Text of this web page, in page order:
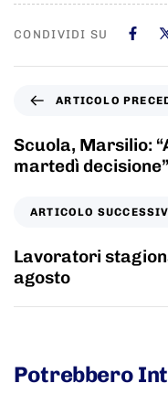
CONDIVIDI SU
ARTICOLO
Scuola, Marsilio:
martedì decisione”
ARTICOLO
Lavoratori
agosto
Potrebbero